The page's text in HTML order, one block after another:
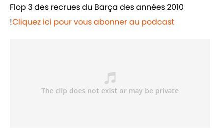
Flop 3 des recrues du Barça des années 2010
!Cliquez ici pour vous abonner au podcast